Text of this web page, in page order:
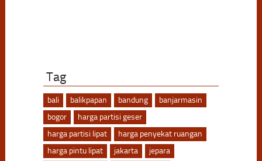
Tag
bali balikpapan bandung
banjarmasin
bogor
harga partisi geser
harga partisi lipat
harga penyekat ruangan
harga pintu lipat
jakarta
jepara